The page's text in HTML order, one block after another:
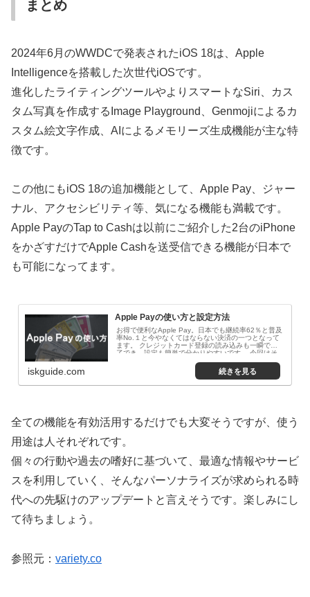
まとめ
2024年6月のWWDCで発表されたiOS 18は、Apple
Intelligenceを搭載した次世代iOSです。
進化したライティングツールやよりスマートなSiri、カス
タム写真を作成するImage Playground、Genmojiによるカ
スタム絵文字作成、AIによるメモリーズ生成機能が主な特
徴です。
この他にもiOS 18の追加機能として、Apple Pay、ジャー
ナル、アクセシビリティ等、気になる機能も満載です。
Apple PayのTap to Cashは以前にご紹介した2台のiPhone
をかざすだけでApple Cashを送受信できる機能が日本で
も可能になってます。
Apple Payの使い方と設定方法
お得で便利なApple Pay。日本でも継続率62％と普及
率No.１と今やなくてはならない決済の一つとなって
ます。 クレジットカード登録の読み込みも一瞬で完
了でき、設定も簡単で分かりやすいです。 今回はそ
の便利な使い方と設定方法のご紹介します。
iskguide.com
全ての機能を有効活用するだけでも大変そうですが、使う
用途は人それぞれです。
個々の行動や過去の嗜好に基づいて、最適な情報やサービ
スを利用していく、そんなパーソナライズが求められる時
代への先駆けのアップデートと言えそうです。楽しみにし
て待ちましょう。
参照元： variety.co